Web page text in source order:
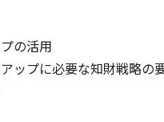
の活用
必要な知財戦略の